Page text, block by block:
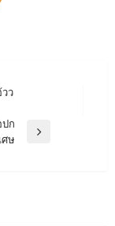
วว
ก
ศษ